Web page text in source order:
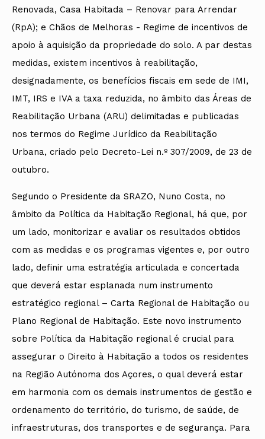
Renovada, Casa Habitada – Renovar para Arrendar
(RpA); e Chãos de Melhoras - Regime de incentivos de
apoio à aquisição da propriedade do solo. A par destas
medidas, existem incentivos à reabilitação,
designadamente, os benefícios fiscais em sede de IMI,
IMT, IRS e IVA a taxa reduzida, no âmbito das Áreas de
Reabilitação Urbana (ARU) delimitadas e publicadas
nos termos do Regime Jurídico da Reabilitação
Urbana, criado pelo Decreto-Lei n.º 307/2009, de 23 de
outubro.
Segundo o Presidente da SRAZO, Nuno Costa, no
âmbito da Política da Habitação Regional, há que, por
um lado, monitorizar e avaliar os resultados obtidos
com as medidas e os programas vigentes e, por outro
lado, definir uma estratégia articulada e concertada
que deverá estar esplanada num instrumento
estratégico regional – Carta Regional de Habitação ou
Plano Regional de Habitação. Este novo instrumento
sobre Política da Habitação regional é crucial para
assegurar o Direito à Habitação a todos os residentes
na Região Autónoma dos Açores, o qual deverá estar
em harmonia com os demais instrumentos de gestão e
ordenamento do território, do turismo, de saúde, de
infraestruturas, dos transportes e de segurança. Para